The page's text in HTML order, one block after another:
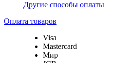
Другие способы оплаты
Оплата товаров
Visa
Mastercard
Мир